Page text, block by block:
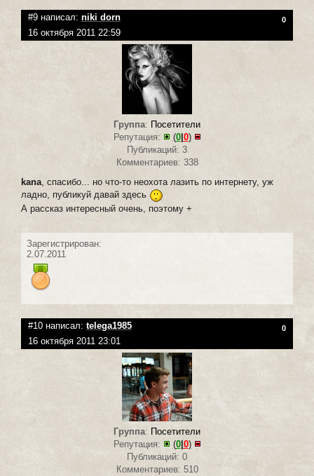
#9 написал: niki dorn 0
16 октября 2011 22:59
Группа: Посетители
Репутация:
(0| 0)
Публикаций: 3
Комментариев: 338
kana , спасибо... но что-то неохота лазить по интернету, уж
ладно, публикуй давай здесь
А рассказ интересный очень, поэтому +
Зарегистрирован:
2.07.2011
#10 написал: telega1985 0
16 октября 2011 23:01
Группа: Посетители
Репутация:
(0| 0)
Публикаций: 0
Комментариев: 510